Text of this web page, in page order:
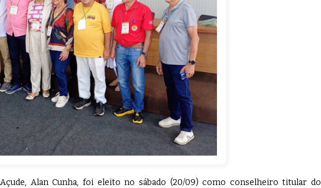
Alan Cunha, foi eleito no sábado (20/09) como conselheiro titular do